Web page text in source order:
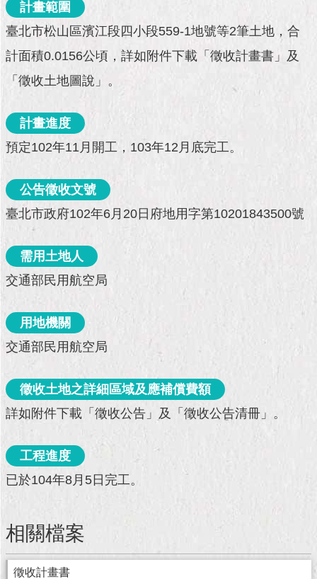
願
景
及
成
政
資
料
發
現
北
活
主
題
館
與
民
互
動
活
動
主
回
首
計畫範圍
臺北市松山區濱江段四小段559-1地號等2筆土地，合
計面積0.0156公頃，詳如附件下載「徵收計畫書」及
「徵收土地圖說」。
計畫進度
預定102年11月開工，103年12月底完工。
公告徵收文號
臺北市政府102年6月20日府地用字第10201843500號
需用土地人
交通部民用航空局
用地機關
交通部民用航空局
徵收土地之詳細區域及應補償費額
詳如附件下載「徵收公告」及「徵收公告清冊」。
工程進度
已於104年8月5日完工。
相關檔案
徵收計畫書